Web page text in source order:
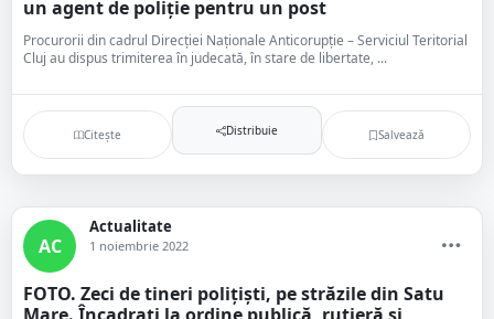
un agent de poliție pentru un post
Procurorii din cadrul Direcției Naționale Anticorupție – Serviciul Teritorial
Cluj au dispus trimiterea în judecată, în stare de libertate, ...
Citește Distribuie Salvează
AC
Actualitate
1 noiembrie 2022
FOTO. Zeci de tineri polițiști, pe străzile din Satu